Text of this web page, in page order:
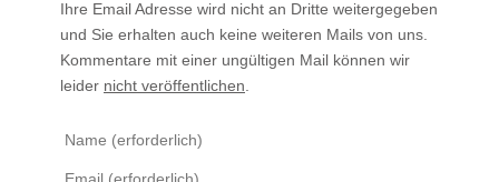
Ihre Email Adresse wird nicht an Dritte weitergegeben
und Sie erhalten auch keine weiteren Mails von uns.
Kommentare mit einer ungültigen Mail können wir
leider nicht veröffentlichen